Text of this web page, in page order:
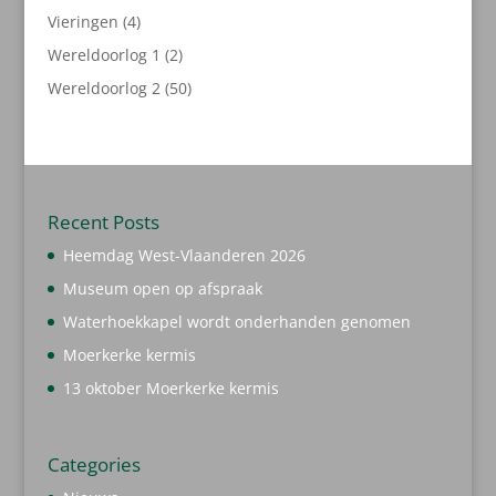
Vieringen 44
producten
Wereldoorlog 1 22
producten
Wereldoorlog 2 5050
Recent Posts
Heemdag West-Vlaanderen 2026
Museum open op afspraak
Waterhoekkapel wordt onderhanden genomen
Moerkerke kermis
13 oktober Moerkerke kermis
Categories